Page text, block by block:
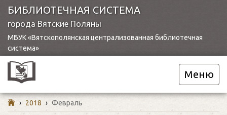
БИБЛИОТЕЧНАЯ СИСТЕМА
города Вятские Поляны
МБУК «Вятскополянская централизованная библиотечная
система»
Меню
› 2018 › Февраль